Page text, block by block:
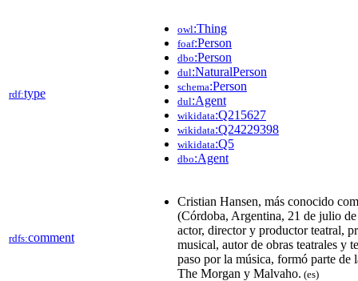
rdf:type
owl:Thing
foaf:Person
dbo:Person
dul:NaturalPerson
schema:Person
dul:Agent
wikidata:Q215627
wikidata:Q24229398
wikidata:Q5
dbo:Agent
rdfs:comment
Cristian Hansen, más conocido
(Córdoba, Argentina, 21 de julio
actor, director y productor teatral,
musical, autor de obras teatrales y
paso por la música, formó parte de
The Morgan y Malvaho. (es)